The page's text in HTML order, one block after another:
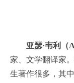
亚瑟·韦利（
家、文学翻译家
生著作很多，其